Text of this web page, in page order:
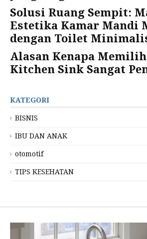
Solusi Ruang Sempit:
Estetika Kamar Mandi
dengan Toilet
Alasan Kenapa
Kitchen Sink Sangat
KATEGORI
BISNIS
IBU DAN ANAK
otomotif
TIPS KESEHATAN